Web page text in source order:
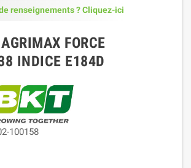
Demande de renseignements ? Cliquez-ici
FORCE
INDICE E184D
100158